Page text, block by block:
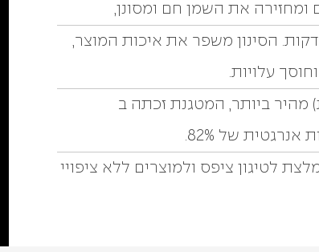
ומחזירה את השמן חם ומסונן,
הסינון משפר את איכות המוצר,
עלויות.
ביותר, המטגנת זכתה ב
לטיגון ציפס ולמוצרים ללא ציפויי